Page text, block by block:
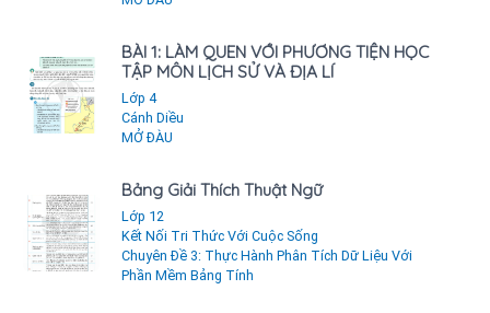
BÀI 1: LÀM QUEN VỚI PHƯƠNG TIỆN HỌC
TẬP MÔN LỊCH SỬ VÀ ĐỊA LÍ
Lớp 4
Cánh Diều
MỞ ĐÀU
Bảng Giải Thích Thuật Ngữ
Lớp 12
Kết Nối Tri Thức Với Cuộc Sống
Chuyên Đề 3: Thực Hành Phân Tích Dữ Liệu Với
Phần Mềm Bảng Tính